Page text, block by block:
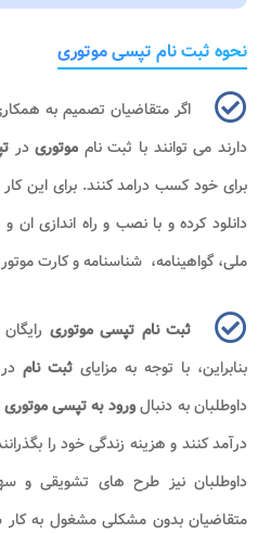
نحوه ثبت نام تپسی موتوری
اگر متقاضیان تصمیم به
دارند می توانند با ثبت نام موتوریدر
برای خود کسب درامد کنند. برای این
دانلود کرده و با نصب و راه اندازی ان
ملی، گواهینامه، شناسنامه و کارت
ثبت نام تپسی موتوری
بنابراین، با توجه به مزایایثبت نامدر
داوطلبان به دنبالورود به تپسی موتوری
درآمد کنند و هزینه زندگی خود را
داوطلبان نیز طرح های تشویقی و
متقاضیان بدون مشکلی مشغول به کار